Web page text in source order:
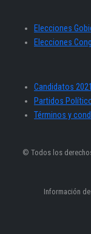
Elecciones
Elecciones
Candidatos 2021
Partidos
Términos y
© Todos los
Información